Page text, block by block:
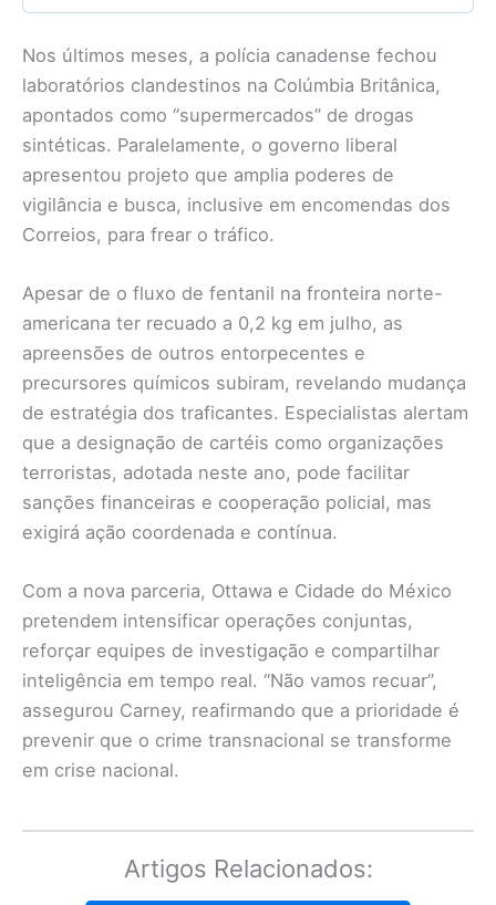
Nos últimos meses, a polícia canadense fechou
laboratórios clandestinos na Colúmbia Britânica,
apontados como “supermercados” de drogas
sintéticas. Paralelamente, o governo liberal
apresentou projeto que amplia poderes de
vigilância e busca, inclusive em encomendas dos
Correios, para frear o tráfico.
Apesar de o fluxo de fentanil na fronteira norte-
americana ter recuado a 0,2 kg em julho, as
apreensões de outros entorpecentes e
precursores químicos subiram, revelando mudança
de estratégia dos traficantes. Especialistas alertam
que a designação de cartéis como organizações
terroristas, adotada neste ano, pode facilitar
sanções financeiras e cooperação policial, mas
exigirá ação coordenada e contínua.
Com a nova parceria, Ottawa e Cidade do México
pretendem intensificar operações conjuntas,
reforçar equipes de investigação e compartilhar
inteligência em tempo real. “Não vamos recuar”,
assegurou Carney, reafirmando que a prioridade é
prevenir que o crime transnacional se transforme
em crise nacional.
Artigos Relacionados: